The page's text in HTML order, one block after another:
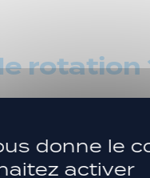
rotation
après c’est
faire ce qu’on
donne le
activer